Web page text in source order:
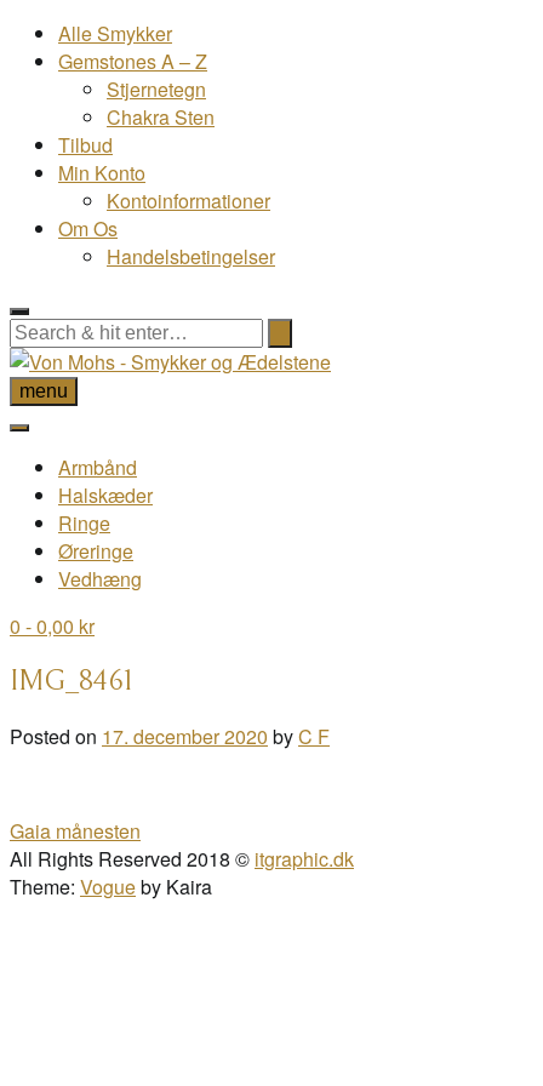
Alle Smykker
Gemstones A – Z
Stjernetegn
Chakra Sten
Tilbud
Min Konto
Kontoinformationer
Om Os
Handelsbetingelser
menu
Armbånd
Halskæder
Ringe
Øreringe
Vedhæng
0 - 0,00 kr
IMG_8461
Posted on 17. december 2020 byC F
Post
navigation
Gaia månesten
All Rights Reserved 2018 © itgraphic.dk
Theme: Vogueby Kaira